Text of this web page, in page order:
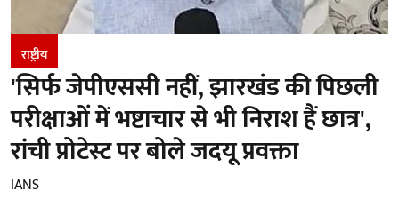
राष्ट्रीय
'सिर्फ जेपीएससी नहीं, झारखंड की पिछली
परीक्षाओं में भष्टाचार से भी निराश हैं छात्र',
रांची प्रोटेस्ट पर बोले जदयू प्रवक्ता
IANS